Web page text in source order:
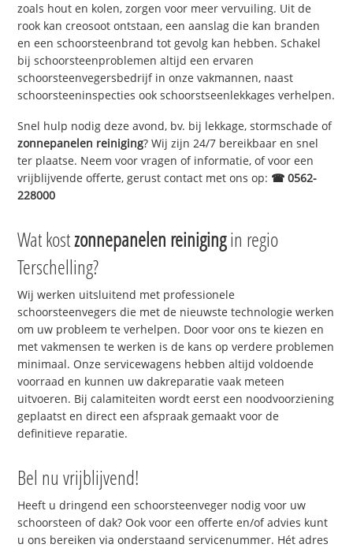
zoals hout en kolen, zorgen voor meer vervuiling. Uit de
rook kan creosoot ontstaan, een aanslag die kan branden
en een schoorsteenbrand tot gevolg kan hebben. Schakel
bij schoorsteenproblemen altijd een ervaren
schoorsteenvegersbedrijf in onze vakmannen, naast
schoorsteeninspecties ook schoorstseenlekkages verhelpen.
Snel hulp nodig deze avond, bv. bij lekkage, stormschade of
zonnepanelen reiniging? Wij zijn 24/7 bereikbaar en snel
ter plaatse. Neem voor vragen of informatie, of voor een
vrijblijvende offerte, gerust contact met ons op: ☎ 0562-
228000
Wat kostzonnepanelen reinigingin regio
Terschelling?
Wij werken uitsluitend met professionele
schoorsteenvegers die met de nieuwste technologie werken
om uw probleem te verhelpen. Door voor ons te kiezen en
met vakmensen te werken is de kans op verdere problemen
minimaal. Onze servicewagens hebben altijd voldoende
voorraad en kunnen uw dakreparatie vaak meteen
uitvoeren. Bij calamiteiten wordt eerst een noodvoorziening
geplaatst en direct een afspraak gemaakt voor de
definitieve reparatie.
Bel nu vrijblijvend!
Heeft u dringend een schoorsteenveger nodig voor uw
schoorsteen of dak? Ook voor een offerte en/of advies kunt
u ons bereiken via onderstaand servicenummer. Hét adres